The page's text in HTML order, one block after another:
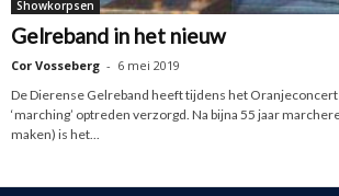
Showkorpsen
Gelreband in het nieuw
Cor Vosseberg - 6 mei 2019
De Dierense Gelreband heeft tijdens het
‘marching’ optreden verzorgd. Na bijna 55 jaar
maken) is het...